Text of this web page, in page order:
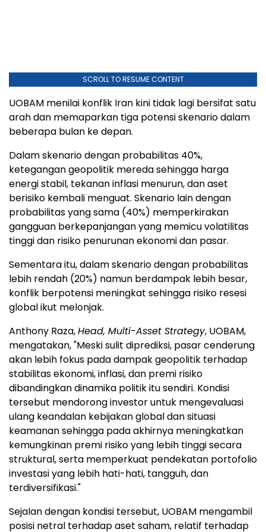
Dalam skenario dengan probabilitas 40%,
ketegangan geopolitik mereda sehingga harga
energi stabil, tekanan inflasi menurun, dan aset
berisiko kembali menguat. Skenario lain dengan
probabilitas yang sama (40%) memperkirakan
tinggi dan risiko penurunan ekonomi dan pasar.
Sementara itu, dalam skenario dengan probabilitas
lebih rendah (20%) namun berdampak lebih besar,
konflik berpotensi meningkat sehingga risiko resesi
global ikut melonjak.
Anthony Raza,Head, Multi-Asset Strategy, UOBAM,
mengatakan, "Meski sulit diprediksi, pasar cenderung
akan lebih fokus pada dampak geopolitik terhadap
stabilitas ekonomi, inflasi, dan premi risiko
dibandingkan dinamika politik itu sendiri. Kondisi
ulang keandalan kebijakan global dan situasi
keamanan sehingga pada akhirnya meningkatkan
kemungkinan premi risiko yang lebih tinggi secara
struktural, serta memperkuat pendekatan portofolio
investasi yang lebih hati-hati, tangguh, dan
terdiversifikasi."
Sejalan dengan kondisi tersebut, UOBAM mengambil
posisi netral terhadap aset saham, relatif terhadap
indeks acuan dengan tetap menekankan pentingnya
diversifikasi dan selektivitas. Di sisi lain, portofolio
investasi tetap terdiversifikasi pada instrumen
emas danunderweightpada kas.